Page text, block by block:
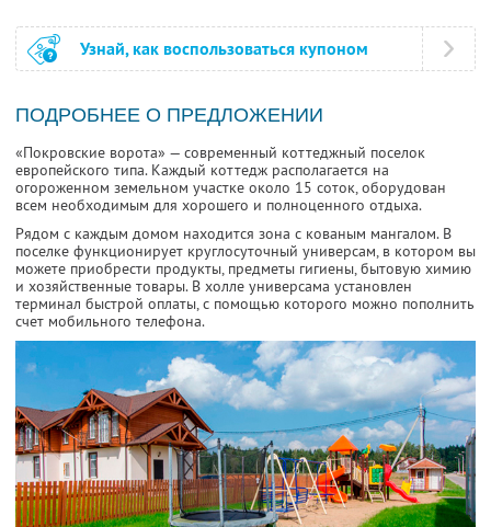
Узнай, как воспользоваться купоном
ПОДРОБНЕЕ О ПРЕДЛОЖЕНИИ
«Покровские ворота» — современный коттеджный поселок
европейского типа. Каждый коттедж располагается на
огороженном земельном участке около 15 соток, оборудован
всем необходимым для хорошего и полноценного отдыха.
Рядом с каждым домом находится зона с кованым мангалом. В
поселке функционирует круглосуточный универсам, в котором вы
можете приобрести продукты, предметы гигиены, бытовую химию
и хозяйственные товары. В холле универсама установлен
терминал быстрой оплаты, с помощью которого можно пополнить
счет мобильного телефона.